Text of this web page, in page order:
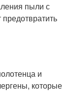
пыли с
и
которые